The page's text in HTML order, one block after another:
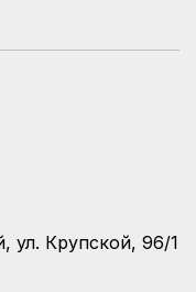
ул. Крупской, 96/1